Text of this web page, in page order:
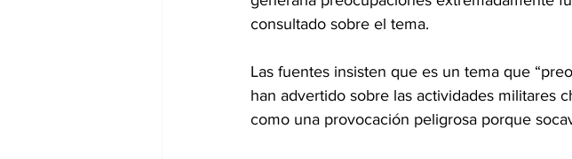
consultado sobre el tema.
Las fuentes insisten que es un tema que
han advertido sobre las actividades militares
como una provocación peligrosa porque